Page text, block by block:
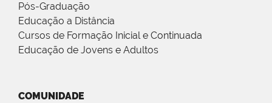
Pós-Graduação
Educação a Distância
Cursos de Formação Inicial e Continuada
Educação de Jovens e Adultos
COMUNIDADE